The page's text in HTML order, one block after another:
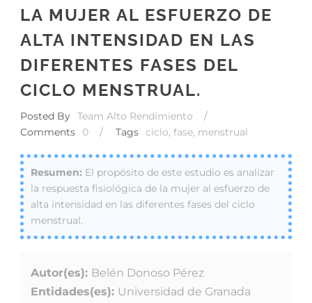
LA MUJER AL ESFUERZO DE
ALTA INTENSIDAD EN LAS
DIFERENTES FASES DEL
CICLO MENSTRUAL.
Posted By Team Alto Rendimiento
/
Comments
0 / Tags ciclo, fase, menstrual
El propósito de este estudio es analizar
la respuesta fisiológica de la mujer al esfuerzo de
alta intensidad en las diferentes fases del ciclo
menstrual.
Autor(es): Belén Donoso Pérez
Entidades(es): Universidad de Granada